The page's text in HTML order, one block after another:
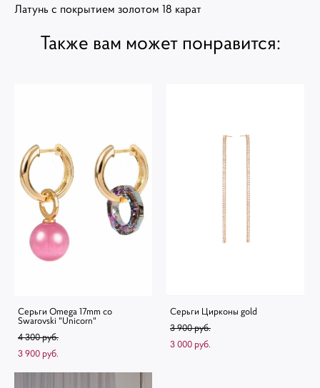
Латунь с покрытием золотом 18 карат
Также вам может понравится:
Серьги Omega 17mm со
Swarovski "Unicorn"
4 300 pуб.
3 900 pуб.
Серьги Цирконы gold
3 900 pуб.
3 000 pуб.